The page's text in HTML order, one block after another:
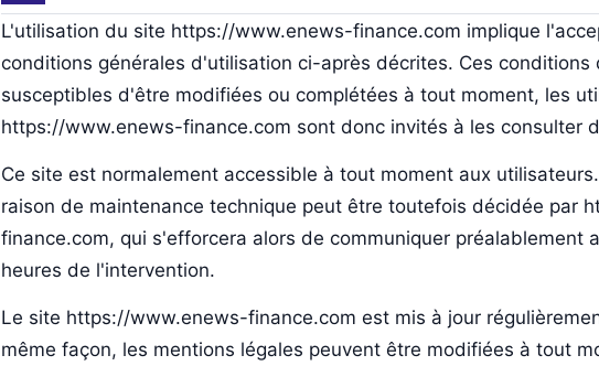
L'utilisation du site https://www.enews-finance.com implique
conditions générales d'utilisation ci-après décrites. Ces conditions
susceptibles d'être modifiées ou complétées à tout moment, les
https://www.enews-finance.com sont donc invités à les consulter
Ce site est normalement accessible à tout moment aux
raison de maintenance technique peut être toutefois décidée par
finance.com, qui s'efforcera alors de communiquer préalablement
heures de l'intervention.
Le site https://www.enews-finance.com est mis à jour
même façon, les mentions légales peuvent être modifiées à tout